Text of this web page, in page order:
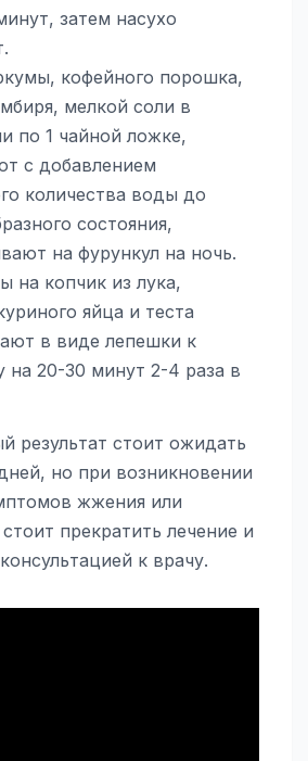
затем насухо
кофейного порошка,
мелкой соли в
по 1 чайной ложке,
с добавлением
количества воды до
состояния,
на фурункул на ночь.
на копчик из лука,
яйца и теста
в виде лепешки к
на 20-30 минут 2-4 раза в
результат стоит ожидать
но при возникновении
жжения или
прекратить лечение и
к врачу.